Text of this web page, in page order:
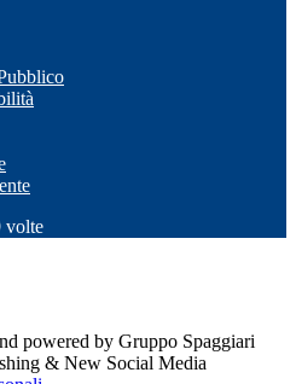
volte
powered by Gruppo Spaggiari
& New Social Media